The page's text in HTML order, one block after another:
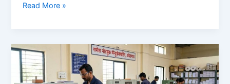
अण्णासाहेब
योजना
बँक
यादी
२०२६
Read More »